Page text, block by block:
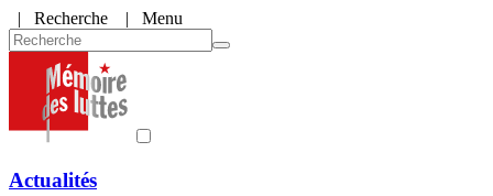
| Recherche | Menu
Actualités